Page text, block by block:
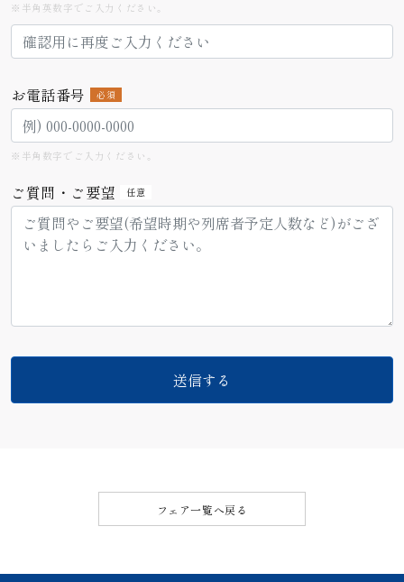
※半角英数字でご入力ください。
お電話番号 必須
※半角数字でご入力ください。
ご質問・ご要望 任意
フェア一覧へ戻る